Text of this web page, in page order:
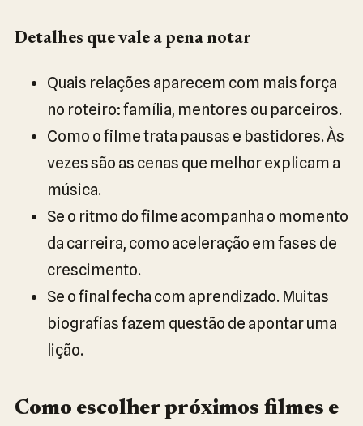
Detalhes que vale a pena notar
Quais relações aparecem com mais força
no roteiro: família, mentores ou parceiros.
Como o filme trata pausas e bastidores. Às
vezes são as cenas que melhor explicam a
música.
Se o ritmo do filme acompanha o momento
da carreira, como aceleração em fases de
crescimento.
Se o final fecha com aprendizado. Muitas
biografias fazem questão de apontar uma
lição.
Como escolher próximos filmes e